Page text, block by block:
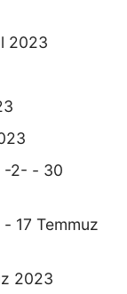
2023
-2- - 30
- 17 Temmuz
2023